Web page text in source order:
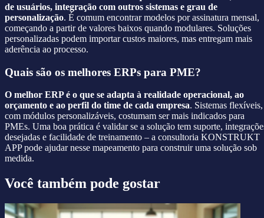
de usuários, integração com outros sistemas e grau de
personalização. É comum encontrar modelos por assinatura mensal,
começando a partir de valores baixos quando modulares. Soluções
personalizadas podem importar custos maiores, mas entregam mais
aderência ao processo.
Quais são os melhores ERPs para PME?
O melhor ERP é o que se adapta à realidade operacional, ao
orçamento e ao perfil do time de cada empresa. Sistemas flexíveis,
com módulos personalizáveis, costumam ser mais indicados para
PMEs. Uma boa prática é validar se a solução tem suporte,
desejadas e facilidade de treinamento – a consultoria KONSTRUKT
APP pode ajudar nesse mapeamento para construir uma solução sob
medida.
Você também pode gostar